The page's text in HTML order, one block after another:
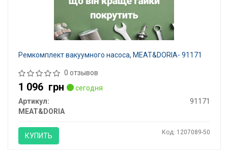
Ремкомплект вакуумного насоса, MEAT&DORIA- 91171
0 отзывов
1 096 грн
сегодня
Артикул:
91171
MEAT&DORIA
КУПИТЬ Код: 1207089-50